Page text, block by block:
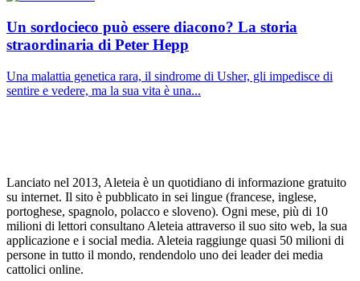
Un sordocieco può essere diacono? La storia
straordinaria di Peter Hepp
Una malattia genetica rara, il sindrome di Usher, gli impedisce di
sentire e vedere, ma la sua vita è una...
Lanciato nel 2013, Aleteia è un quotidiano di informazione gratuito
su internet. Il sito è pubblicato in sei lingue (francese, inglese,
portoghese, spagnolo, polacco e sloveno). Ogni mese, più di 10
milioni di lettori consultano Aleteia attraverso il suo sito web, la sua
applicazione e i social media. Aleteia raggiunge quasi 50 milioni di
persone in tutto il mondo, rendendolo uno dei leader dei media
cattolici online.